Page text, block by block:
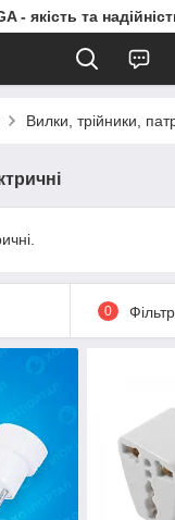
- якість та
Вилки, трійники,
0